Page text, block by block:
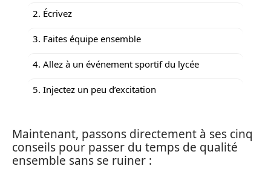
2. Écrivez
3. Faites équipe ensemble
4. Allez à un événement sportif du lycée
5. Injectez un peu d’excitation
Maintenant, passons directement à ses cinq
conseils pour passer du temps de qualité
ensemble sans se ruiner :